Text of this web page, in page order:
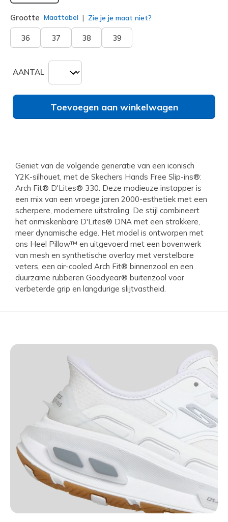
Grootte Maattabel Zie je je maat niet?
36 37 38 39
AANTAL
Toevoegen aan winkelwagen
Geniet van de volgende generatie van een iconisch
Y2K-silhouet, met de Skechers Hands Free Slip-ins®:
Arch Fit® D'Lites® 330. Deze modieuze instapper is
een mix van een vroege jaren 2000-esthetiek met een
scherpere, modernere uitstraling. De stijl combineert
het onmiskenbare D'Lites® DNA met een strakkere,
meer dynamische edge. Het model is ontworpen met
ons Heel Pillow™ en uitgevoerd met een bovenwerk
van mesh en synthetische overlay met verstelbare
veters, een air-cooled Arch Fit® binnenzool en een
duurzame rubberen Goodyear® buitenzool voor
verbeterde grip en langdurige slijtvastheid.